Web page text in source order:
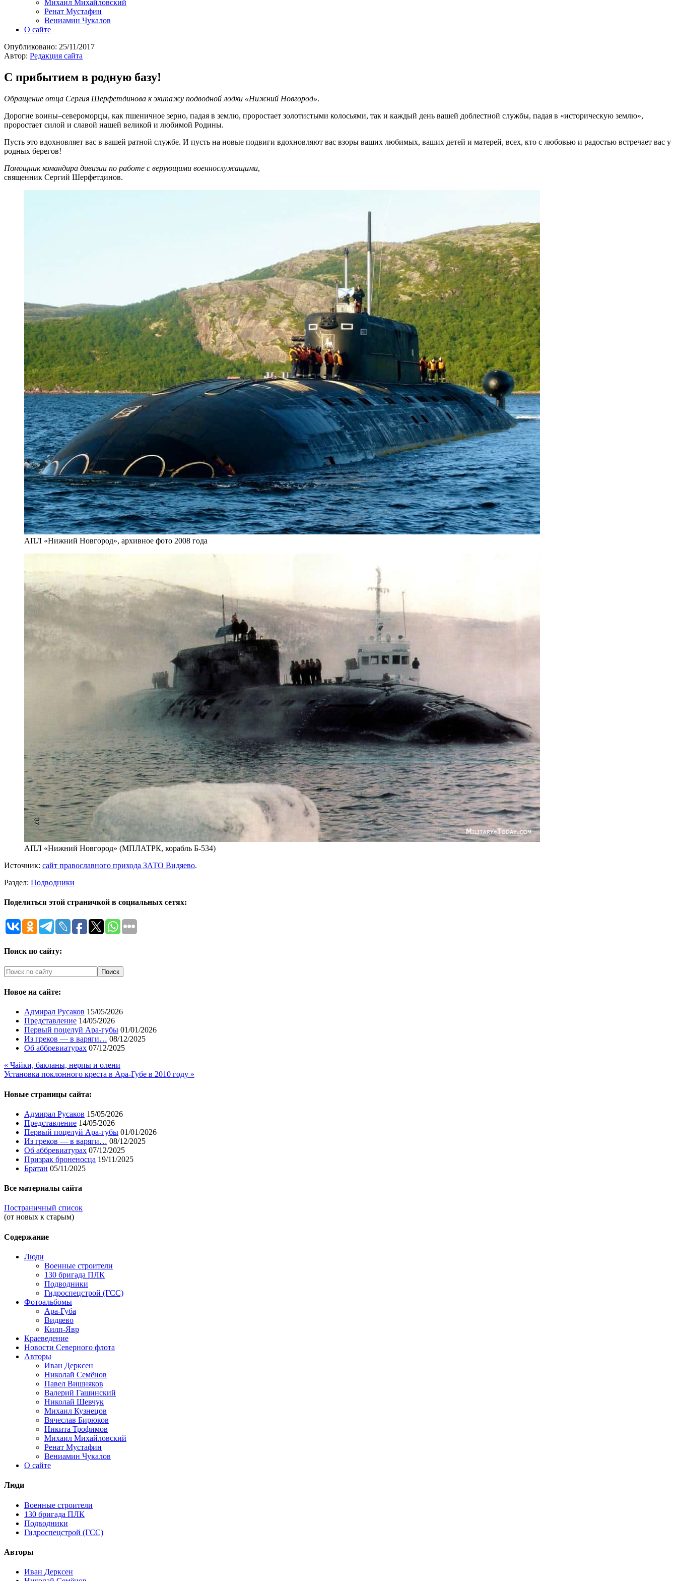
Михаил Михайловский
Ренат Мустафин
Вениамин Чукалов
О сайте
Опубликовано: 25/11/2017
Автор: Редакция сайта
С прибытием в родную базу!
Обращение отца Сергия Шерфетдинова к экипажу подводной лодки «Нижний Новгород».
Дорогие воины–североморцы, как пшеничное зерно, падая в землю, проростает золотистыми колосьями, так и каждый день вашей доблестной службы, падая в «историческую землю»,
проростает силой и славой нашей великой и любимой Родины.
Пусть это вдохновляет вас в вашей ратной службе. И пусть на новые подвиги вдохновляют вас взоры ваших любимых, ваших детей и матерей, всех, кто с любовью и радостью встречает вас у
родных берегов!
Помощник командира дивизии по работе с верующими военнослужащими,
священник Сергий Шерфетдинов.
АПЛ «Нижний Новгород», архивное фото 2008 года
АПЛ «Нижний Новгород» (МПЛАТРК, корабль Б-534)
Источник: сайт православного прихода ЗАТО Видяево.
Раздел: Подводники
Поделиться этой страничкой в социальных сетях:
Поиск по сайту:
Новое на сайте:
Адмирал Русаков 15/05/2026
Представление 14/05/2026
Первый поцелуй Ара-губы 01/01/2026
Из греков — в варяги… 08/12/2025
Об аббревиатурах 07/12/2025
« Чайки, бакланы, нерпы и олени
Установка поклонного креста в Ара-Губе в 2010 году »
Новые страницы сайта:
Адмирал Русаков 15/05/2026
Представление 14/05/2026
Первый поцелуй Ара-губы 01/01/2026
Из греков — в варяги… 08/12/2025
Об аббревиатурах 07/12/2025
Призрак броненосца 19/11/2025
Братан 05/11/2025
Все материалы сайта
Постраничный список
(от новых к старым)
Содержание
Люди
Военные строители
130 бригада ПЛК
Подводники
Гидроспецстрой (ГСС)
Фотоальбомы
Ара-Губа
Видяево
Килп-Явр
Краеведение
Новости Северного флота
Авторы
Иван Дерксен
Николай Семёнов
Павел Вишняков
Валерий Гашинский
Николай Шевчук
Михаил Кузнецов
Вячеслав Бирюков
Никита Трофимов
Михаил Михайловский
Ренат Мустафин
Вениамин Чукалов
О сайте
Люди
Военные строители
130 бригада ПЛК
Подводники
Гидроспецстрой (ГСС)
Авторы
Иван Дерксен